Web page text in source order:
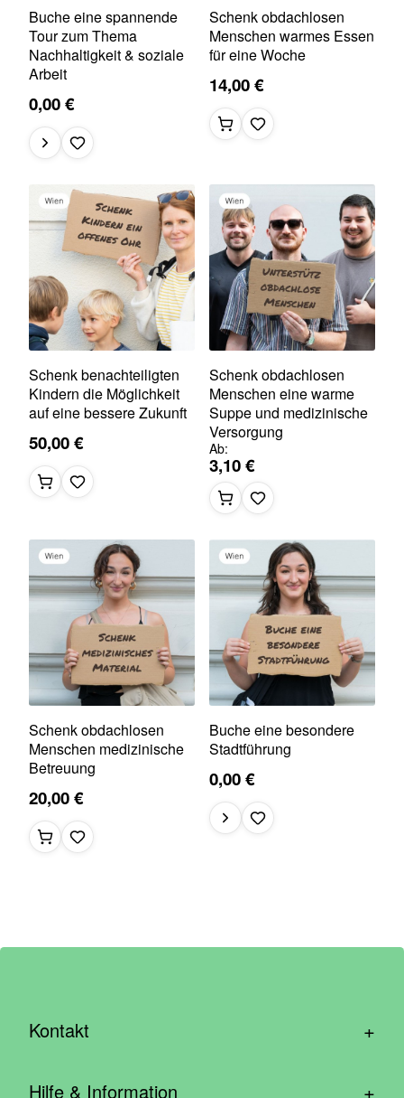
Buche eine spannende
Tour zum Thema
Nachhaltigkeit & soziale
Arbeit
0,00 €
Schenk obdachlosen
Menschen warmes Essen
für eine Woche
14,00 €
Schenk benachteiligten
Kindern die Möglichkeit
auf eine bessere Zukunft
50,00 €
Schenk obdachlosen
Menschen eine warme
Suppe und medizinische
Versorgung
Ab
3,10 €
Schenk obdachlosen
Menschen medizinische
Betreuung
20,00 €
Buche eine besondere
Stadtführung
0,00 €
Kontakt +
Hilfe & Information +